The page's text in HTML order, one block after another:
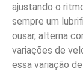
ajustando o
sempre um
ousar, alterna
variações de
essa variação